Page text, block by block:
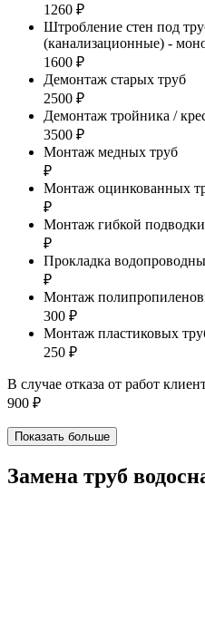
1260 ₽
Штробление стен под
(канализационные) -
1600 ₽
Демонтаж старых труб
2500 ₽
Демонтаж тройника /
3500 ₽
Монтаж медных труб
₽
Монтаж оцинкованных
₽
Монтаж гибкой
₽
Прокладка
₽
Монтаж
300 ₽
Монтаж пластиковых
250 ₽
В случае отказа от работ
900 ₽
Показать больше
Замена труб